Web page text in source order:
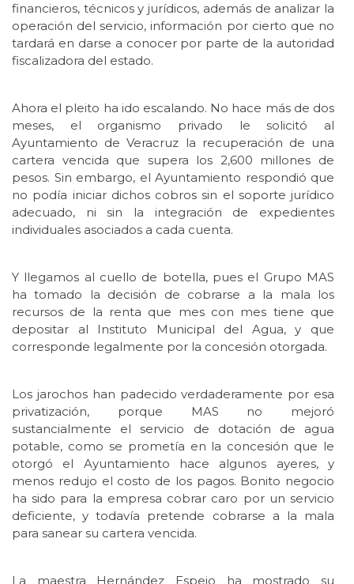
financieros, técnicos y jurídicos, además de analizar la
operación del servicio, información por cierto que no
tardará en darse a conocer por parte de la autoridad
fiscalizadora del estado.
Ahora el pleito ha ido escalando. No hace más de dos
meses, el organismo privado le solicitó al
Ayuntamiento de Veracruz la recuperación de una
cartera vencida que supera los 2,600 millones de
pesos. Sin embargo, el Ayuntamiento respondió que
no podía iniciar dichos cobros sin el soporte jurídico
adecuado, ni sin la integración de expedientes
individuales asociados a cada cuenta.
Y llegamos al cuello de botella, pues el Grupo MAS
ha tomado la decisión de cobrarse a la mala los
recursos de la renta que mes con mes tiene que
depositar al Instituto Municipal del Agua, y que
corresponde legalmente por la concesión otorgada.
Los jarochos han padecido verdaderamente por esa
privatización, porque MAS no mejoró
sustancialmente el servicio de dotación de agua
potable, como se prometía en la concesión que le
otorgó el Ayuntamiento hace algunos ayeres, y
menos redujo el costo de los pagos. Bonito negocio
ha sido para la empresa cobrar caro por un servicio
deficiente, y todavía pretende cobrarse a la mala
para sanear su cartera vencida.
La maestra Hernández Espejo ha mostrado su